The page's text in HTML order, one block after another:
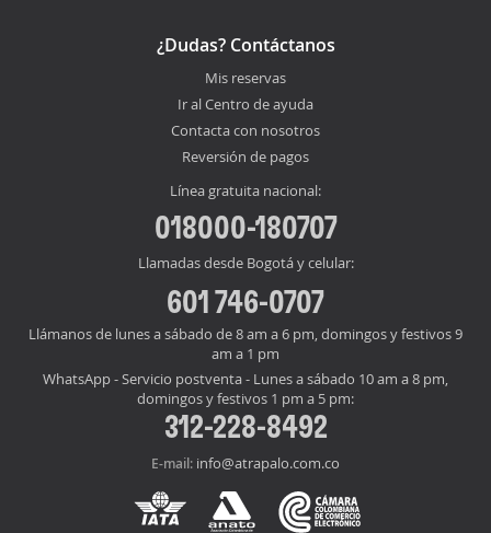
¿Dudas? Contáctanos
Mis reservas
Ir al Centro de ayuda
Contacta con nosotros
Reversión de pagos
Línea gratuita nacional:
018000-180707
Llamadas desde Bogotá y celular:
601 746-0707
Llámanos de lunes a sábado de 8 am a 6 pm, domingos y festivos 9
am a 1 pm
WhatsApp - Servicio postventa - Lunes a sábado 10 am a 8 pm,
domingos y festivos 1 pm a 5 pm:
312-228-8492
E-mail: info@atrapalo.com.co